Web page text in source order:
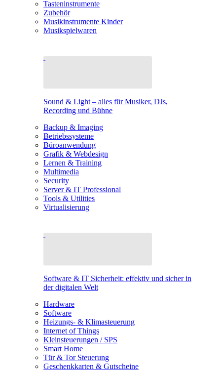
Tasteninstrumente
Zubehör
Musikinstrumente Kinder
Musikspielwaren
Sound & Light – alles für Musiker, DJs,
Recording und Bühne
Backup & Imaging
Betriebssysteme
Büroanwendung
Grafik & Webdesign
Lernen & Training
Multimedia
Security
Server & IT Professional
Tools & Utilities
Virtualisierung
Software & IT Sicherheit: effektiv und sicher in
der digitalen Welt
Hardware
Software
Heizungs- & Klimasteuerung
Internet of Things
Kleinsteuerungen / SPS
Smart Home
Tür & Tor Steuerung
Geschenkkarten & Gutscheine